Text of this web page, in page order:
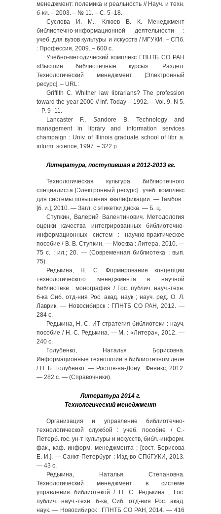
менеджмент: полемика и реальность // Науч. и техн.
б-ки. – 2003. – № 11. – C. 5–18.
Суслова И. М., Клюев В. К. Менеджмент
библиотечно-информационной деятельности :
учеб. для вузов культуры и искусств / МГУКИ. – СПб.
: Профессия, 2009. – 600 с.
Учебно-методический комплекс ГПНТБ СО РАН
«Высшие библиотечные курсы». Раздел:
Технологический менеджмент [Электронный
ресурс]. – URL:
Griffith C. Whither law librarians? The profession
toward the year 2000 // Inf. Today – 1992. – Vol. 9, N 5.
– P. 9–11.
Lancaster F., Sandore B. Technology and
management in library and information services
champaign : Univ. of Illinois graduate school of libr. a.
inform. science, 1997. – 322 p.
Литература, поступившая в 2012-2013 гг.
Технологическая культура библиотечного
специалиста [Электронный ресурс] : учеб. комплекс
для системы повышения квалификации. — Тамбов :
[б. и.], 2010. — Загл. с этикетки диска. — Б. ц.
Ступкин, Валерий Валентинович. Методология
оценки качества интегрированных библиотечно-
информационных систем : научно-практическое
пособие / В. В. Ступкин. — Москва : Литера, 2010. —
75 с. : ил.; 20. — (Современная библиотека ; вып.
75).
Редькина, Н. С. Формирование концепции
технологического менеджмента в научной
библиотеке : монография / Гос. публич. науч.-техн.
б-ка Сиб. отд-ния Рос. акад. наук ; науч. ред. О. Л.
Лаврик. — Новосибирск : ГПНТБ СО РАН, 2012. —
284 с.
Редькина, Н. С. ИТ-стратегия библиотеки : науч.
пособие / Н. С. Редькина. — М. : «Литера», 2012. —
240 с.
Голубенко, Наталья Борисовна.
Информационные технологии в библиотечном деле
/ Н. Б. Голубенко. — Ростов-на-Дону : Феникс, 2012.
— 282 с. — (Справочники).
Литература 2014 г.
Технологический менеджмент
Организация и управление библиотечно-
технологической службой : учеб. пособие / С.-
Петерб. гос. ун-т культуры и искусств, библ.-информ.
фак., каф. информ. менеджмента ; [сост. Борисова
Е. И.]. — Санкт-Петербург : Изд-во СПбГУКИ, 2013.
— 43 с.
Редькина, Наталья Степановна.
Технологический менеджмент в системе
управления библиотекой / Н. С. Редькина ; Гос.
публич. науч.-техн. б-ка, Сиб. отд-ния Рос. акад.
наук. — Новосибирск : ГПНТБ СО РАН, 2014. — 416